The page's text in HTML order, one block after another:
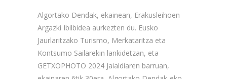
Algortako Dendak, ekainean, Erakusleihoen
Argazki Ibilbidea aurkezten du. Eusko
Jaurlaritzako Turismo, Merkataritza eta
Kontsumo Sailarekin lankidetzan, eta
GETXOPHOTO 2024 Jaialdiaren barruan,